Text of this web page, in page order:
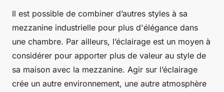
Il est possible de combiner d’autres styles à sa
mezzanine industrielle pour plus d'élégance dans
une chambre. Par ailleurs, l’éclairage est un moyen à
considérer pour apporter plus de valeur au style de
sa maison avec la mezzanine. Agir sur l’éclairage
crée un autre environnement, une autre atmosphère